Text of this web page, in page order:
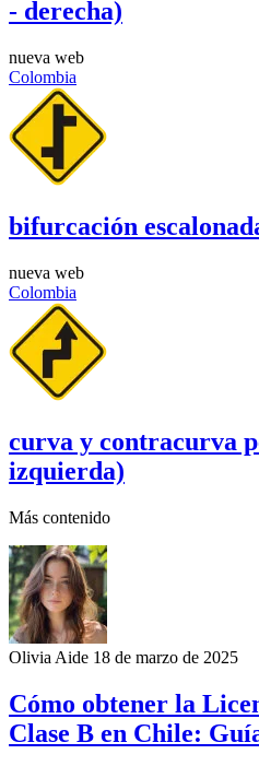
- derecha)
nueva web
Colombia
bifurcación
nueva web
Colombia
curva y contracurva
izquierda)
Más contenido
Olivia Aide 18 de marzo de 2025
Cómo obtener la
Clase B en Chile: